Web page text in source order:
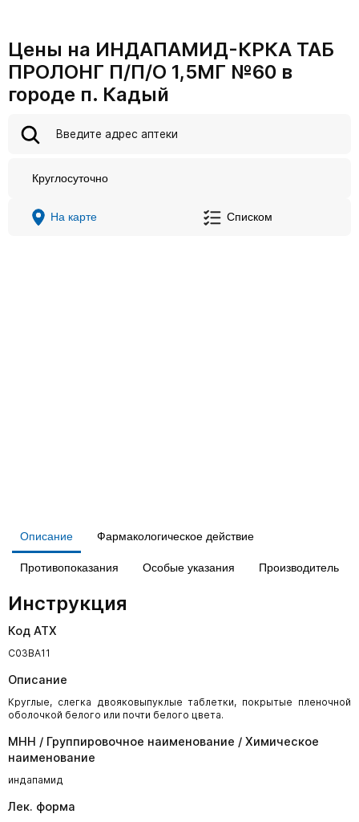
Цены на ИНДАПАМИД-КРКА ТАБ
ПРОЛОНГ П/П/О 1,5МГ №60 в
городе п. Кадый
Круглосуточно
На карте Списком
Описание Фармакологическое действие
Противопоказания Особые указания Производитель
Инструкция
Код АТХ
С03BA11
Описание
Круглые, слегка двояковыпуклые таблетки, покрытые пленочной
оболочкой белого или почти белого цвета.
МНН / Группировочное наименование / Химическое
наименование
индапамид
Лек. форма